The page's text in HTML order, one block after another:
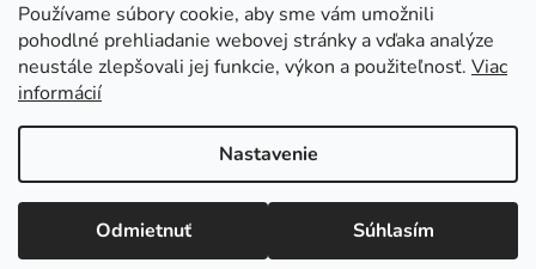
Používame súbory cookie, aby sme vám umožnili
pohodlné prehliadanie webovej stránky a vďaka analýze
neustále zlepšovali jej funkcie, výkon a použiteľnosť. Viac
informácií
Nastavenie
Odmietnuť
Súhlasím
Doprava ZADARMO pri nákupe nad 39€.
Vytvoril Shoptet
Copyright 2026
Valentis SK, s.r.o.. Všetky práva
vyhradené.